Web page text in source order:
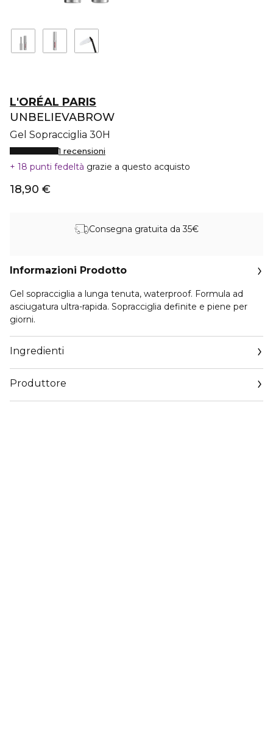
L'ORÉAL PARIS
UNBELIEVABROW
Gel Sopracciglia 30H
1 recensioni
18 punti fedeltà grazie a questo acquisto
18,90 €
Consegna gratuita da 35€
Informazioni Prodotto
Gel sopracciglia a lunga tenuta, waterproof. Formula ad
asciugatura ultra-rapida. Sopracciglia definite e piene per
giorni.
Ingredienti
Produttore